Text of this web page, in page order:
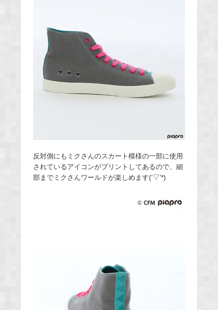
反対側にもミクさんのスカート模様の一部に使用
されているアイコンがプリントしてあるので、細
部までミクさんワールドが楽しめます('▽'*)